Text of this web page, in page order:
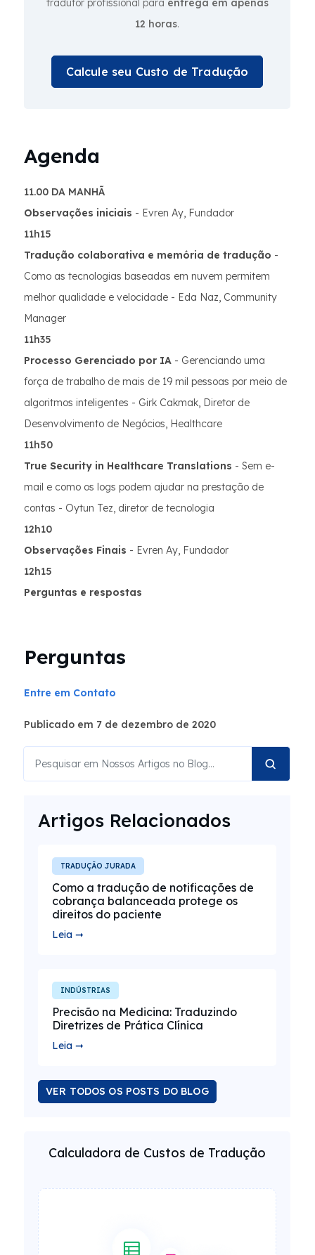
tradutor profissional para entrega em apenas
12 horas.
Calcule seu Custo de Tradução
Agenda
11.00 DA MANHÃ
Observações iniciais - Evren Ay, Fundador
11h15
Tradução colaborativa e memória de tradução -
Como as tecnologias baseadas em nuvem permitem
melhor qualidade e velocidade - Eda Naz, Community
Manager
11h35
Processo Gerenciado por IA - Gerenciando uma
força de trabalho de mais de 19 mil pessoas por meio de
algoritmos inteligentes - Girk Cakmak, Diretor de
Desenvolvimento de Negócios, Healthcare
11h50
True Security in Healthcare Translations - Sem e-
mail e como os logs podem ajudar na prestação de
contas - Oytun Tez, diretor de tecnologia
12h10
Observações Finais - Evren Ay, Fundador
12h15
Perguntas e respostas
Perguntas
Entre em Contato
Publicado em 7 de dezembro de 2020
Artigos Relacionados
TRADUÇÃO JURADA
Como a tradução de notificações de
cobrança balanceada protege os
direitos do paciente
Leia ➞
INDÚSTRIAS
Precisão na Medicina: Traduzindo
Diretrizes de Prática Clínica
Leia ➞
VER TODOS OS POSTS DO BLOG
Calculadora de Custos de Tradução